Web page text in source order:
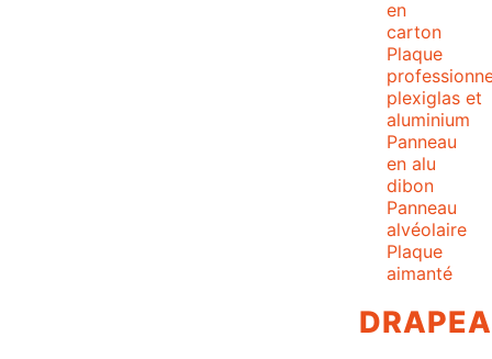
en
carton
Plaque
plexiglas et
aluminium
Panneau
en alu
dibon
Panneau
alvéolaire
Plaque
aimanté